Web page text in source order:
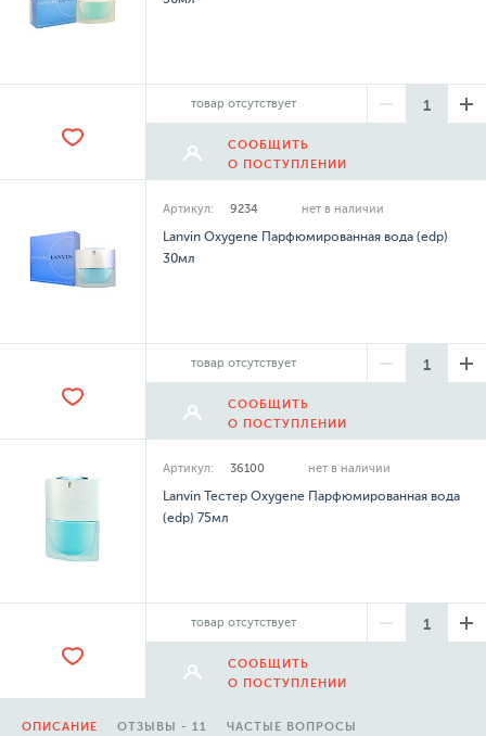
товар отсутствует
СООБЩИТЬ
О ПОСТУПЛЕНИИ
Артикул: 9234 нет в наличии
Lanvin Oxygene Парфюмированная вода (edp)
30мл
товар отсутствует
СООБЩИТЬ
О ПОСТУПЛЕНИИ
Артикул: 36100 нет в наличии
Lanvin Тестер Oxygene Парфюмированная вода
(edp) 75мл
товар отсутствует
СООБЩИТЬ
О ПОСТУПЛЕНИИ
ОПИСАНИЕ ОТЗЫВЫ - 11 ЧАСТЫЕ ВОПРОСЫ